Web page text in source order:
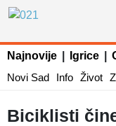
Najnovije Igrice
Novi Sad
Info Život
Biciklisti